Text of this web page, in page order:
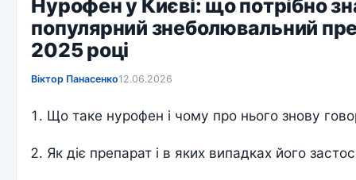
Нурофен у Києві: що потрібно
популярний знеболювальний
2025 році
Віктор Панасенко12.06.2026
Що таке нурофен і чому про нього знову
Як діє препарат і в яких випадках його